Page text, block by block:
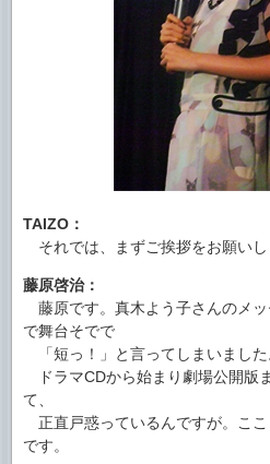
TAIZO：
それでは、まずご挨拶をお願いし
藤原啓治：
藤原です。真木よう子さんのメ
で舞台そでで
「短っ！」と言ってしまいました
ドラマCDから始まり劇場公開版
て、
正直戸惑っているんですが。こ
です。